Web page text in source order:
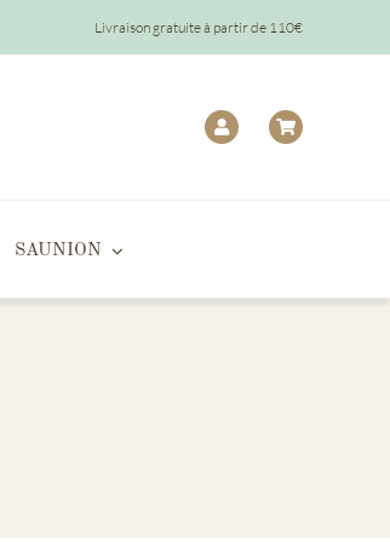
Livraison gratuite à partir de 110€
SAUNION